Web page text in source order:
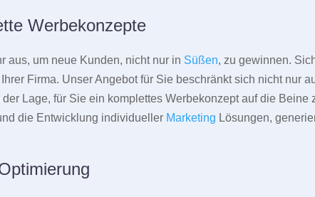
Werbekonzepte
aus, um neue Kunden, nicht nur in Süßen, zu gewinnen.
Firma. Unser Angebot für Sie beschränkt sich nicht nur
Lage, für Sie ein komplettes Werbekonzept auf die Beine
die Entwicklung individueller Marketing Lösungen,